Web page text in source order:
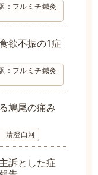
：フルミチ鍼灸
欲不振の1症
：フルミチ鍼灸
鳩尾の痛み
清澄白河
訴とした症